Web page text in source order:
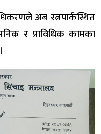
अब रत्नपार्कस्थित
र प्राविधिक कामका